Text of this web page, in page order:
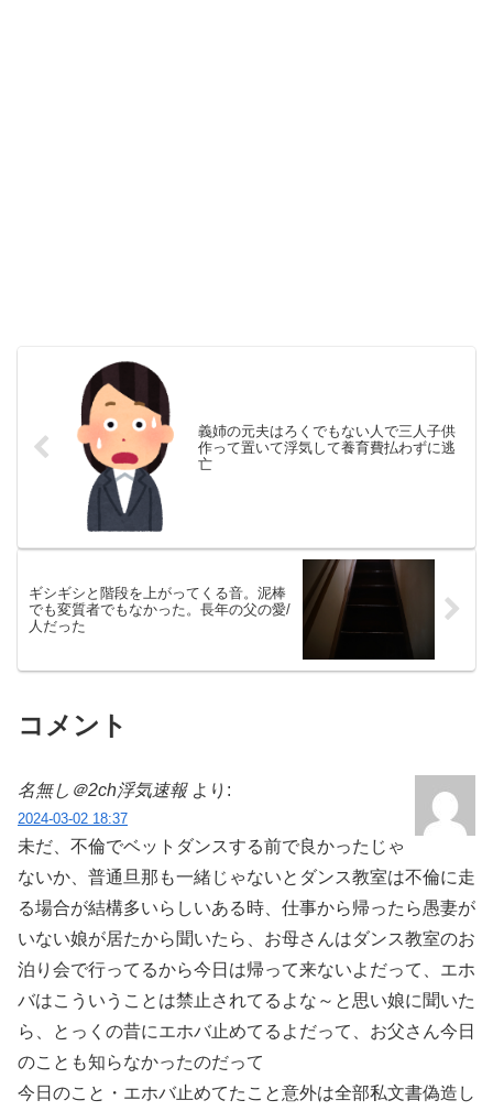
義姉の元夫はろくでもない人で三人子供
作って置いて浮気して養育費払わずに逃
亡
ギシギシと階段を上がってくる音。泥棒
でも変質者でもなかった。長年の父の愛/
人だった
コメント
名無し＠2ch浮気速報 より:
2024-03-02 18:37
未だ、不倫でベットダンスする前で良かったじゃ
ないか、普通旦那も一緒じゃないとダンス教室は不倫に走
る場合が結構多いらしいある時、仕事から帰ったら愚妻が
いない娘が居たから聞いたら、お母さんはダンス教室のお
泊り会で行ってるから今日は帰って来ないよだって、エホ
バはこういうことは禁止されてるよな～と思い娘に聞いた
ら、とっくの昔にエホバ止めてるよだって、お父さん今日
のことも知らなかったのだって
今日のこと・エホバ止めてたこと意外は全部私文書偽造し